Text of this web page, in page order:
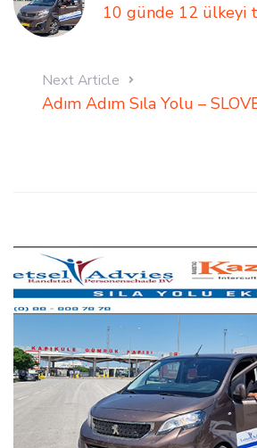
10 günde 12 ülkeyi
Next Article
Adım Adım Sıla Yolu –